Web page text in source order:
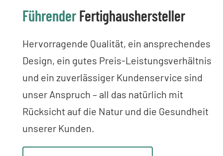
FührenderFertighaushersteller
Hervorragende Qualität, ein ansprechendes
Design, ein gutes Preis-Leistungsverhältnis
und ein zuverlässiger Kundenservice sind
unser Anspruch – all das natürlich mit
Rücksicht auf die Natur und die Gesundheit
unserer Kunden.